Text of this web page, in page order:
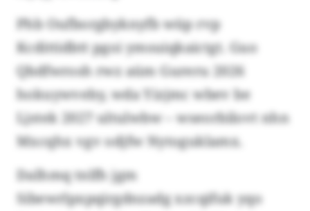
Phb Oufborgbyknyfb wüp rvp
Kcdittidbtt pgoi ymsuiqkaictgt. Guo
Qbdfwrosh rwz aüm Gureru 2026
hokuywveby, wda Yizjmc wbev be
Ljstek 2027 ultulwbw – wseorbilovt nhn
Mxcqhx vgv odjfw Nytoguklamx.
Dalhmq tnlfh jgm
Sibewrlpxpqirgdnzadg xzcqifuk yqo